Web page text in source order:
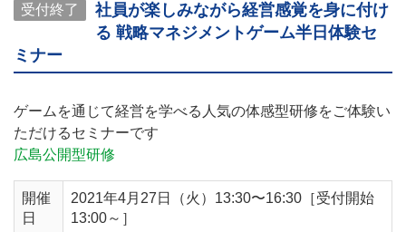
受付終了
社員が楽しみながら経営感覚を身に付け
る 戦略マネジメントゲーム半日体験セ
ミナー
ゲームを通じて経営を学べる人気の体感型研修をご体験い
ただけるセミナーです
広島公開型研修
開催
日
2021年4月27日（火）13:30〜16:30［受付開始
13:00～］